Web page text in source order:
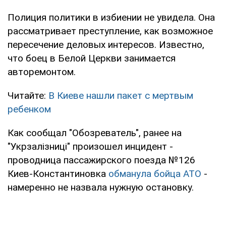
Полиция политики в избиении не увидела. Она
рассматривает преступление, как возможное
пересечение деловых интересов. Известно,
что боец в Белой Церкви занимается
авторемонтом.
Читайте: В Киеве нашли пакет с мертвым
ребенком
Как сообщал "Обозреватель", ранее на
"Укрзалізниці" произошел инцидент -
проводница пассажирского поезда №126
Киев-Константиновка обманула бойца АТО -
намеренно не назвала нужную остановку.